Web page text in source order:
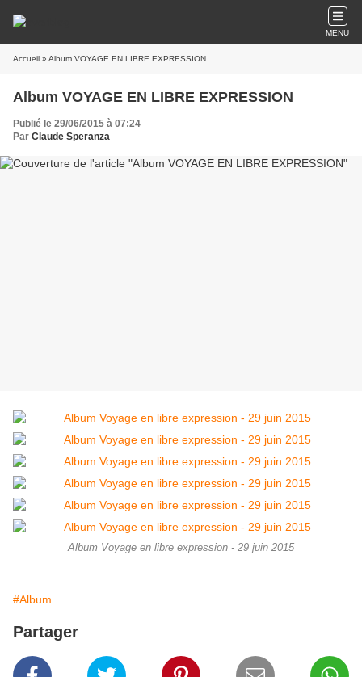
MENU
Accueil » Album VOYAGE EN LIBRE EXPRESSION
Album VOYAGE EN LIBRE EXPRESSION
Publié le 29/06/2015 à 07:24
Par Claude Speranza
Album Voyage en libre expression - 29 juin 2015
#Album
Partager